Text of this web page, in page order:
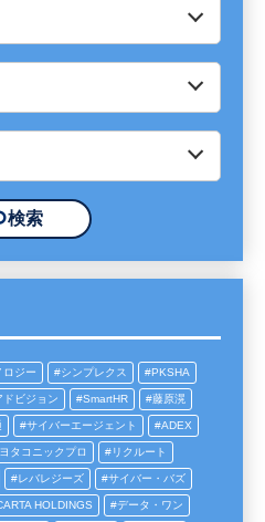
ジー シンプレクス PKSHA
ビジョン SmartHR 藤原滉
サイバーエージェント ADEX
ヨタコニックプロ リクルート
レバレジーズ サイバー・バズ
HOLDINGS データ・ワン